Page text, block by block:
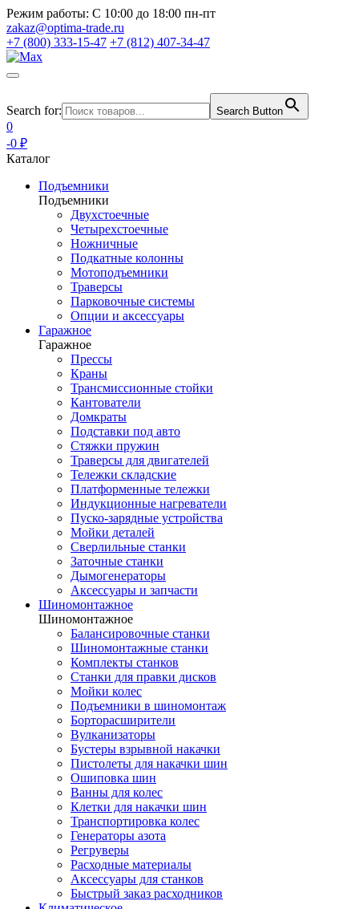
Режим работы: С 10:00 до 18:00 пн-пт
zakaz@optima-trade.ru
+7 (800) 333-15-47 +7 (812) 407-34-47
Search for: Search Button
0
-0 ₽
Каталог
Подъемники
Подъемники
Двухстоечные
Четырехстоечные
Ножничные
Подкатные колонны
Мотоподъемники
Траверсы
Парковочные системы
Опции и аксессуары
Гаражное
Гаражное
Прессы
Краны
Трансмиссионные стойки
Кантователи
Домкраты
Подставки под авто
Стяжки пружин
Траверсы для двигателей
Тележки складские
Платформенные тележки
Индукционные нагреватели
Пуско-зарядные устройства
Мойки деталей
Сверлильные станки
Заточные станки
Дымогенераторы
Аксессуары и запчасти
Шиномонтажное
Шиномонтажное
Балансировочные станки
Шиномонтажные станки
Комплекты станков
Станки для правки дисков
Мойки колес
Подъемники в шиномонтаж
Борторасширители
Вулканизаторы
Бустеры взрывной накачки
Пистолеты для накачки шин
Ошиповка шин
Ванны для колес
Клетки для накачки шин
Транспортировка колес
Генераторы азота
Регруверы
Расходные материалы
Аксессуары для станков
Быстрый заказ расходников